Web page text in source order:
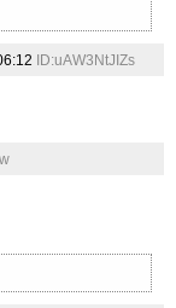
ID:uAW3NtJIZs